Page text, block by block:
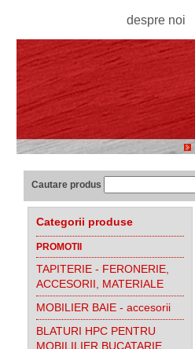
despre noi
Cautare produs
Categorii produse
PROMOTII
TAPITERIE - FERONERIE,
ACCESORII, MATERIALE
MOBILIER BAIE - accesorii
BLATURI HPC PENTRU
MOBILILIER BUCATARIE,